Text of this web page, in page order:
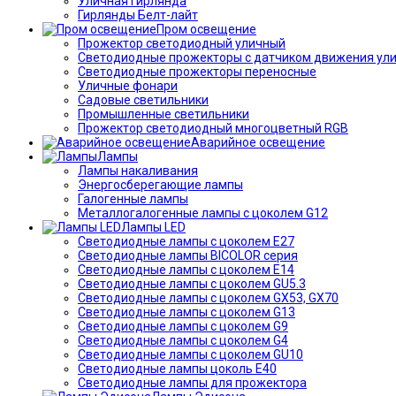
Гирлянды Белт-лайт
Пром освещение
Прожектор светодиодный уличный
Светодиодные прожекторы с датчиком движения
Светодиодные прожекторы переносные
Уличные фонари
Садовые светильники
Промышленные светильники
Прожектор светодиодный многоцветный RGB
Аварийное освещение
Лампы
Лампы накаливания
Энергосберегающие лампы
Галогенные лампы
Металлогалогенные лампы с цоколем G12
Лампы LED
Светодиодные лампы с цоколем E27
Светодиодные лампы BICOLOR серия
Светодиодные лампы с цоколем E14
Светодиодные лампы с цоколем GU5.3
Светодиодные лампы с цоколем GX53, GX70
Светодиодные лампы с цоколем G13
Светодиодные лампы с цоколем G9
Светодиодные лампы с цоколем G4
Светодиодные лампы с цоколем GU10
Светодиодные лампы цоколь Е40
Светодиодные лампы для прожектора